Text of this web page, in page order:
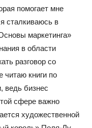
помогает мне
сталкиваюсь в
маркетинга»
в области
разговор со
читаю книги по
ведь бизнес
сфере важно
художественной